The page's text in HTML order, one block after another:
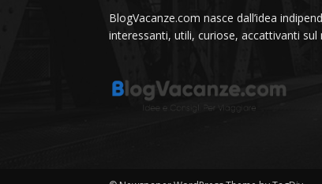
BlogVacanze.com nasce dall’idea
interessanti, utili, curiose, accattivanti sul